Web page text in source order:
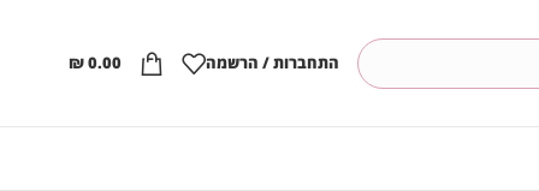
התחברות / הרשמה ₪0.00